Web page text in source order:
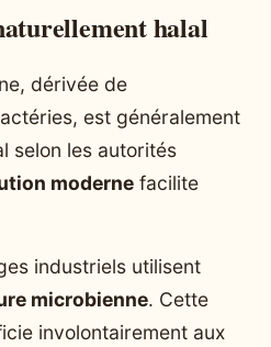
halal
dérivée de
est généralement
selon les autorités
moderne facilite
industriels utilisent
microbienne. Cette
involontairement aux